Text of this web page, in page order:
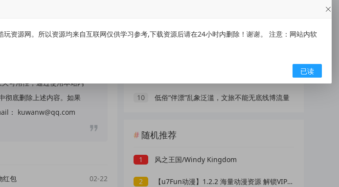
可用性，通过使用本站内
彻底删除上述内容。如果
： kuwanw@qq.com
红包
02-22
7 XMind 2026(思维导图软件) v26.05.01105 中文绿色版
10 低俗“伴漂”乱象泛滥，文旅不能无底线博流量
随机推荐
1 风之王国/Windy Kingdom
2 【u7Fun动漫】1.2.2 海量动漫资源 解锁VIP 无广告
资源网。所以资源均来自互联网仅供学习参考,下载资源后请在24小时内删除！谢谢。 注意：网站内软
已读